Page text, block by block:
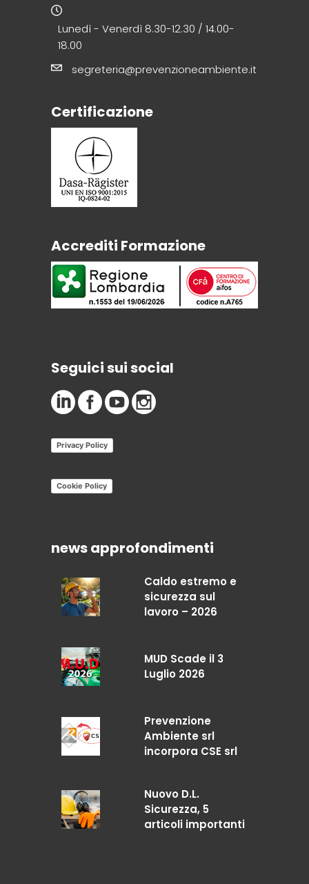
Lunedì - Venerdì 8.30-12.30 / 14.00-
18.00
segreteria@prevenzioneambiente.it
Certificazione
Accrediti Formazione
Seguici sui social
Privacy Policy
Cookie Policy
news approfondimenti
Caldo estremo e
sicurezza sul
lavoro – 2026
MUD Scade il 3
Luglio 2026
Prevenzione
Ambiente srl
incorpora CSE srl
Nuovo D.L.
Sicurezza, 5
articoli importanti